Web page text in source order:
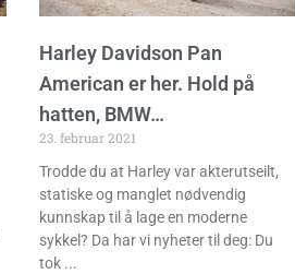
Harley Davidson Pan
American er her. Hold på
hatten, BMW…
23. februar 2021
Trodde du at Harley var akterutseilt,
statiske og manglet nødvendig
kunnskap til å lage en moderne
sykkel? Da har vi nyheter til deg: Du
tok